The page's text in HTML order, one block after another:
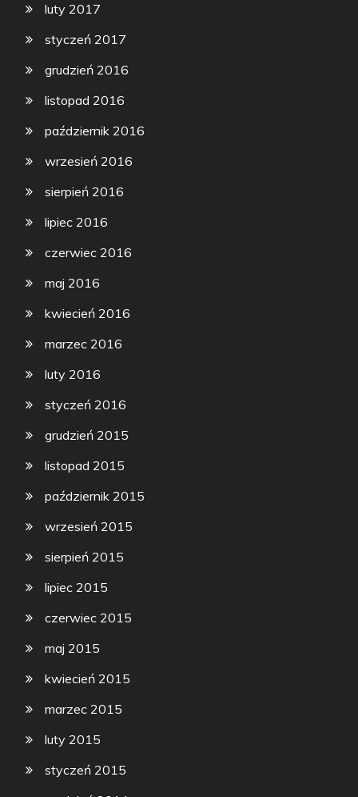
luty 2017
styczeń 2017
grudzień 2016
listopad 2016
październik 2016
wrzesień 2016
sierpień 2016
lipiec 2016
czerwiec 2016
maj 2016
kwiecień 2016
marzec 2016
luty 2016
styczeń 2016
grudzień 2015
listopad 2015
październik 2015
wrzesień 2015
sierpień 2015
lipiec 2015
czerwiec 2015
maj 2015
kwiecień 2015
marzec 2015
luty 2015
styczeń 2015